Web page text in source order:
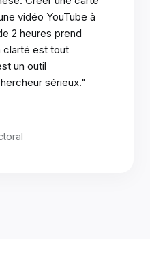
vidéo YouTube à
2 heures prend
clarté est tout
un outil
sérieux."